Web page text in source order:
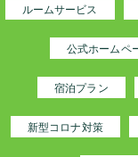
ルームサービス
公式ホームペ
宿泊プラン
新型コロナ対策